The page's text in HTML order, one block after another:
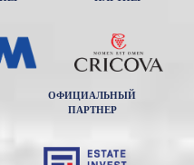
ОФИЦИАЛЬНЫЙ
ПАРТНЕР